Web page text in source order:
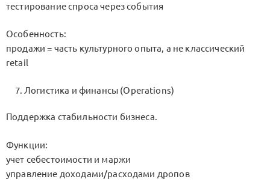
тестирование спроса через события
Особенность:
продажи = часть культурного опыта, а не классический
retail
Логистика и финансы (Operations)
Поддержка стабильности бизнеса.
Функции:
учет себестоимости и маржи
управление доходами/расходами дропов